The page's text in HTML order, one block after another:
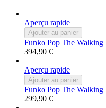
Aperçu rapide
Ajouter au panier
Funko Pop The Walking
394,90 €
Aperçu rapide
Ajouter au panier
Funko Pop The Walking
299,90 €